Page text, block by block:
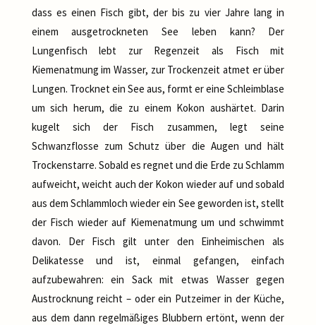
dass es einen Fisch gibt, der bis zu vier Jahre lang in
einem ausgetrockneten See leben kann? Der
Lungenfisch lebt zur Regenzeit als Fisch mit
Kiemenatmung im Wasser, zur Trockenzeit atmet er über
Lungen. Trocknet ein See aus, formt er eine Schleimblase
um sich herum, die zu einem Kokon aushärtet. Darin
kugelt sich der Fisch zusammen, legt seine
Schwanzflosse zum Schutz über die Augen und hält
Trockenstarre. Sobald es regnet und die Erde zu Schlamm
aufweicht, weicht auch der Kokon wieder auf und sobald
aus dem Schlammloch wieder ein See geworden ist, stellt
der Fisch wieder auf Kiemenatmung um und schwimmt
davon. Der Fisch gilt unter den Einheimischen als
Delikatesse und ist, einmal gefangen, einfach
aufzubewahren: ein Sack mit etwas Wasser gegen
Austrocknung reicht – oder ein Putzeimer in der Küche,
aus dem dann regelmäßiges Blubbern ertönt, wenn der